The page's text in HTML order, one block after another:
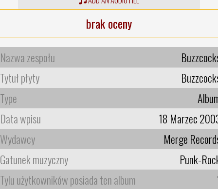
brak oceny
Nazwa zespołu
Tytuł płyty
Type
Data wpisu
18 Marzec
Wydawcy
Merge
Gatunek muzyczny
Punk-
Tylu użytkowników posiada ten album